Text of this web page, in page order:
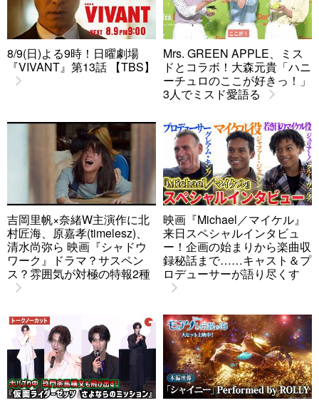
8/9(日)よる9時！日曜劇場
『VIVANT』第13話 【TBS】
Mrs. GREEN APPLE、ミス
ドとコラボ！大森元貴「ハニ
ーチュロのここが好きっ！」
3人でミスド愛語る
吉岡里帆×奈緒W主演作に北
村匠海、原嘉孝(timelesz)、
清水尚弥ら 映画『シャドウ
ワーク』ドラマ？サスペン
ス？雰囲気が対極の特報2種
映画『Michael／マイケル』
来日スペシャルインタビュ
ー！企画の始まりから楽曲収
録秘話まで……キャスト＆プ
ロデューサーが語り尽くす